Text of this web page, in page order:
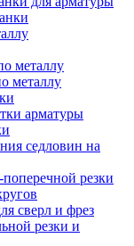
металлу
металлу
арматуры
седловин на
резки
сверл и фрез
резки и